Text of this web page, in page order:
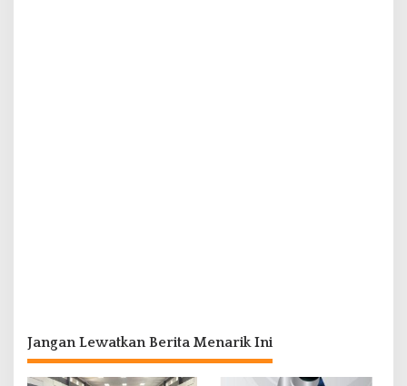
Jangan Lewatkan Berita Menarik Ini